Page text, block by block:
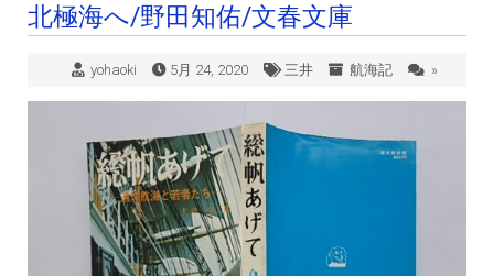
北極海へ/野田知佑/文春文庫
yohaoki 5月 24, 2020 三井 航海記 »